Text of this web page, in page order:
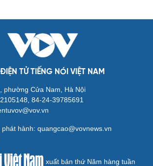
TỬ TIẾNG NÓI VIỆT NAM
phường Cửa Nam, Hà Nội
84-24-39785691
hành: quangcao@vovnews.vn
xuất bản thứ Năm hàng tuần